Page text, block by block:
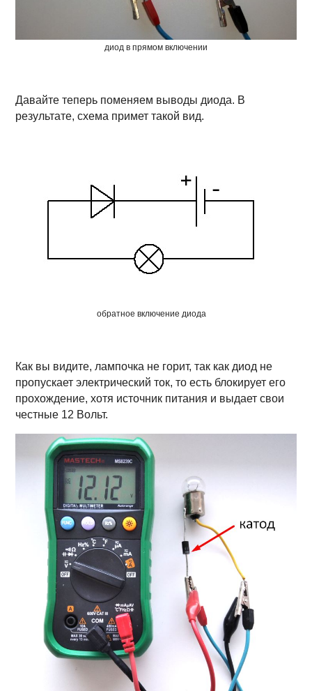
диод в прямом включении
Давайте теперь поменяем выводы диода. В
результате, схема примет такой вид.
обратное включение диода
Как вы видите, лампочка не горит, так как диод не
пропускает электрический ток, то есть блокирует его
прохождение, хотя источник питания и выдает свои
честные 12 Вольт.